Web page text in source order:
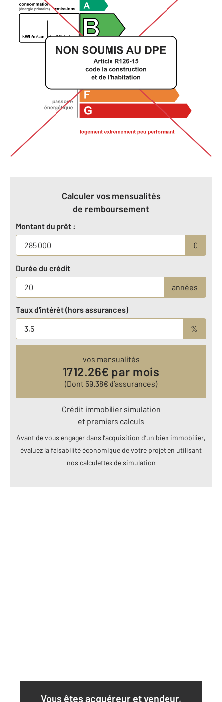
Calculer vos mensualités
de remboursement
Montant du prêt :
€
Durée du crédit
années
Taux d'intérêt (hors assurances)
%
vos mensualités
1712.26€ par mois
(Dont 59.38€ d’assurances)
Crédit immobilier simulation
et premiers calculs
Avant de vous engager dans l’acquisition d’un bien immobilier,
évaluez la faisabilité économique de votre projet en utilisant
nos calculettes de simulation
Vous êtes acquéreur et vendeur,